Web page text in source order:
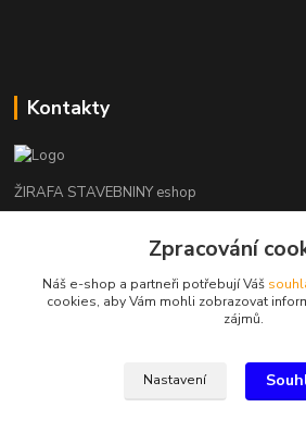
Kontakty
ŽIRAFA STAVEBNINY eshop
+420 312 685 342
kladno@zirafa-stavebniny.cz
Zpracování
Náš e-shop a partneři potřebují Váš
cookies, aby Vám mohli zobrazovat
zájmů.
Nastavení